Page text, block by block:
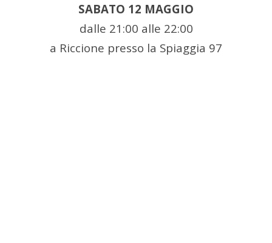
SABATO 12 MAGGIO
dalle 21:00 alle 22:00
a Riccione presso la Spiaggia 97